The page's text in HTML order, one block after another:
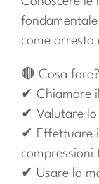
come arresto
🔴 Cosa fare?
✔ Chiamare
✔ Valutare lo
✔ Effettuare
compressioni
✔ Usare la